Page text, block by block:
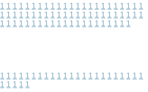
1 1 1 1 1 1 1 1 1 1 1 1 1 1 1 1 1 1 1 1 1 1 1
1 1 1 1 1 1 1 1 1 1 1 1 1 1 1 1 1 1 1 1 1 1 1
1 1 1 1 1 1 1 1 1 1 1 1 1 1 1 1 1 1 1 1 1
1 1 1 1 1 1 1 1 1 1 1 1 1 1 1 1 1 1 1 1 1 1 1
1 1 1 1 1